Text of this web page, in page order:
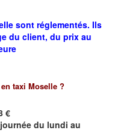
sont réglementés. Ils
du client, du prix au
taxi Moselle ?
€
du lundi au